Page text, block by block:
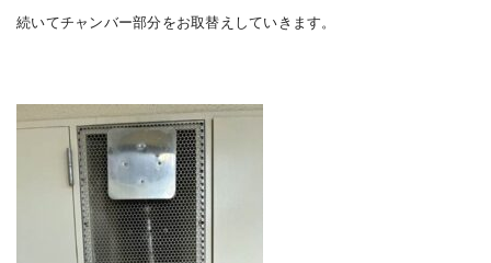
続いてチャンバー部分をお取替えしていきます。